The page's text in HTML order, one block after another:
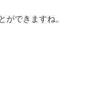
ができますね。